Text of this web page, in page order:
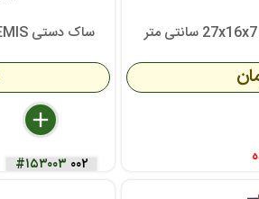
ساک دستی ARTEMIS ابعاد 39x24x10 سانتی متر
delete
remove
add
#۱۵۳۰۰۳ ۰۰۲